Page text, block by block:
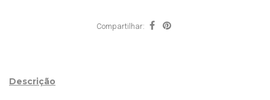
Compartilhar:
Descrição